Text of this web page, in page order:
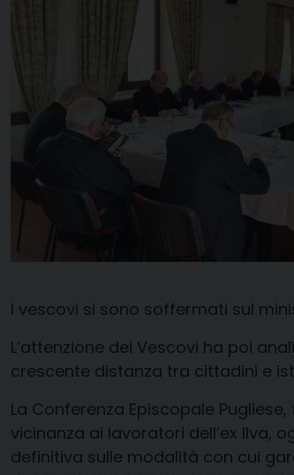
I vescovi si sono soffermati sul
L’attenzione dei Vescovi ha poi
crescente distanza tra cittadini e
La Conferenza Episcopale
vicinanza ai lavoratori dell’ex Ilva,
definitiva sulle modalità con cui